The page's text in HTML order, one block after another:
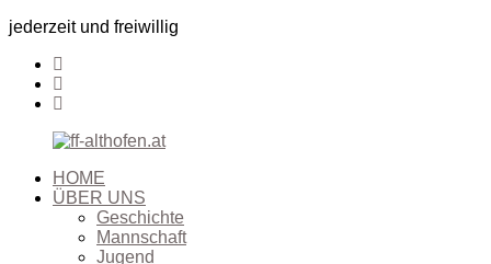
jederzeit und freiwillig
HOME
ÜBER UNS
Geschichte
Mannschaft
Jugend